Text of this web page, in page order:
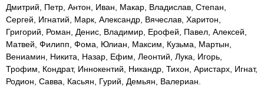
Дмитрий, Петр, Антон, Иван, Макар, Владислав, Степан,
Сергей, Игнатий, Марк, Александр, Вячеслав, Харитон,
Григорий, Роман, Денис, Владимир, Ерофей, Павел, Алексей,
Матвей, Филипп, Фома, Юлиан, Максим, Кузьма, Мартын,
Вениамин, Никита, Назар, Ефим, Леонтий, Лука, Игорь,
Трофим, Кондрат, Иннокентий, Никандр, Тихон, Аристарх, Игнат,
Родион, Савва, Касьян, Гурий, Демьян, Валериан.